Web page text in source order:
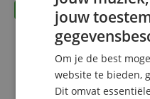
jouw
Om je de best
website te bieden,
Dit omvat